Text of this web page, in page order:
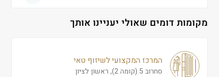
מקומות דומים שאולי יעניינו אותך
המרכז המקצועי לשיזוף טאי
סחרוב 5 (קומה 2), ראשון לציון